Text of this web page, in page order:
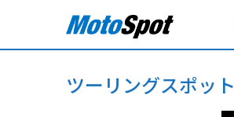
ツーリングスポット